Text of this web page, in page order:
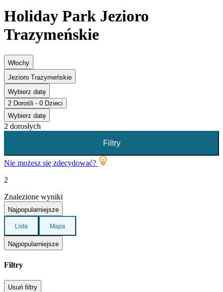
Holiday Park Jezioro
Trazymeńskie
Włochy
Jezioro Trazymeńskie
Wybierz datę
2 Dorośli - 0 Dzieci
Wybierz datę
2 dorosłych
Filtry
Nie możesz się zdecydować?
2
Znalezione wyniki
Najpopularniejsze
Lista Mapa
Najpopularniejsze
Filtry
Usuń filtry